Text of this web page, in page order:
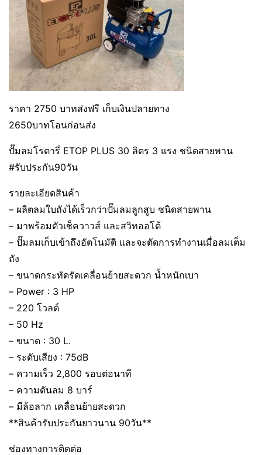
ราคา 2750 บาทส่งฟรี เก็บเงินปลายทาง
2650บาทโอนก่อนส่ง
ปั๊มลมโรตารี่ ETOP PLUS 30 ลิตร 3 แรง ชนิดสายพาน
#รับประกัน90วัน
รายละเอียดสินค้า
– ผลิตลมใบถังได้เร็วกว่าปั๊มลมลูกสูบ ชนิดสายพาน
– มาพร้อมตัวเช็ควาวส์ และสวิทออโต้
– ปั๊มลมเก็บเข้าถึงอัตโนมัติ และจะตัดการทำงานเมื่อลมเต็ม
ถัง
– ขนาดกระทัดรัดเคลื่อนย้ายสะดวก น้ำหนักเบา
– Power : 3 HP
– 220 โวลต์
– 50 Hz
– ขนาด : 30 L.
– ระดับเสียง : 75dB
– ความเร็ว 2,800 รอบต่อนาที
– ความดันลม 8 บาร์
– มีล้อลาก เคลื่อนย้ายสะดวก
**สินค้ารับประกันยาวนาน 90วัน**
ช่องทางการติดต่อ